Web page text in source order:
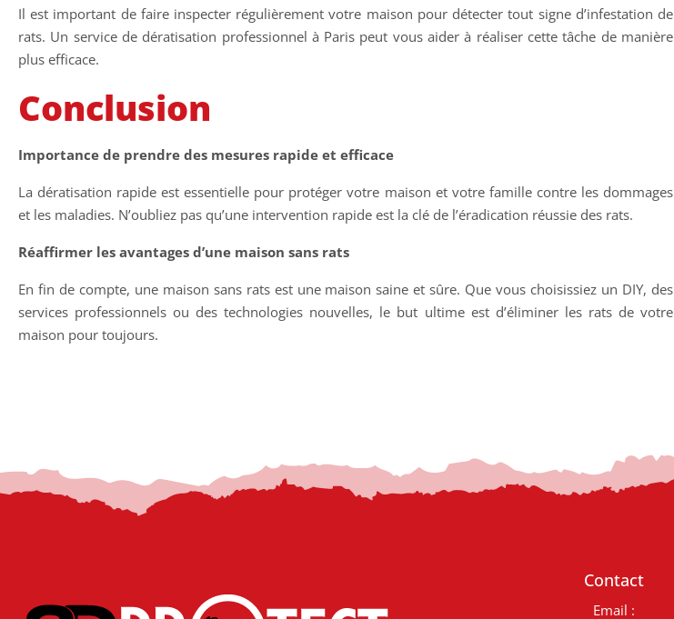
Il est important de faire inspecter régulièrement votre maison pour détecter tout signe d’infestation de
rats. Un service de dératisation professionnel à Paris peut vous aider à réaliser cette tâche de manière
plus efficace.
Conclusion
Importance de prendre des mesures rapide et efficace
La dératisation rapide est essentielle pour protéger votre maison et votre famille contre les dommages
et les maladies. N’oubliez pas qu’une intervention rapide est la clé de l’éradication réussie des rats.
Réaffirmer les avantages d’une maison sans rats
En fin de compte, une maison sans rats est une maison saine et sûre. Que vous choisissiez un DIY, des
services professionnels ou des technologies nouvelles, le but ultime est d’éliminer les rats de votre
maison pour toujours.
Contact
Email :